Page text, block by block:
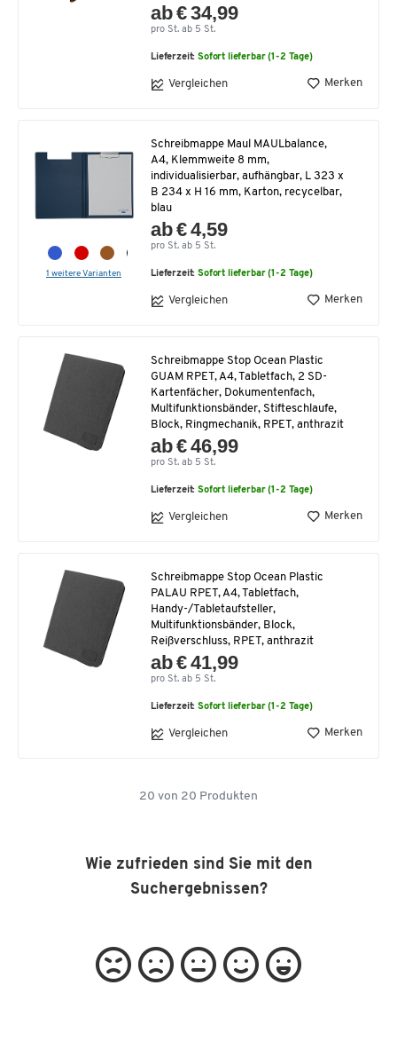
ab € 34,99
pro St. ab 5 St.
Lieferzeit:Sofort lieferbar (1-2 Tage)
Vergleichen Merken
1 weitere Varianten
Schreibmappe Maul MAULbalance,
A4, Klemmweite 8 mm,
individualisierbar, aufhängbar, L 323 x
B 234 x H 16 mm, Karton, recycelbar,
blau
ab € 4,59
pro St. ab 5 St.
Lieferzeit:Sofort lieferbar (1-2 Tage)
Vergleichen Merken
Schreibmappe Stop Ocean Plastic
GUAM RPET, A4, Tabletfach, 2 SD-
Kartenfächer, Dokumentenfach,
Multifunktionsbänder, Stifteschlaufe,
Block, Ringmechanik, RPET, anthrazit
ab € 46,99
pro St. ab 5 St.
Lieferzeit:Sofort lieferbar (1-2 Tage)
Vergleichen Merken
Schreibmappe Stop Ocean Plastic
PALAU RPET, A4, Tabletfach,
Handy-/Tabletaufsteller,
Multifunktionsbänder, Block,
Reißverschluss, RPET, anthrazit
ab € 41,99
pro St. ab 5 St.
Lieferzeit:Sofort lieferbar (1-2 Tage)
Vergleichen Merken
20 von 20 Produkten
Wie zufrieden sind Sie mit den
Suchergebnissen?